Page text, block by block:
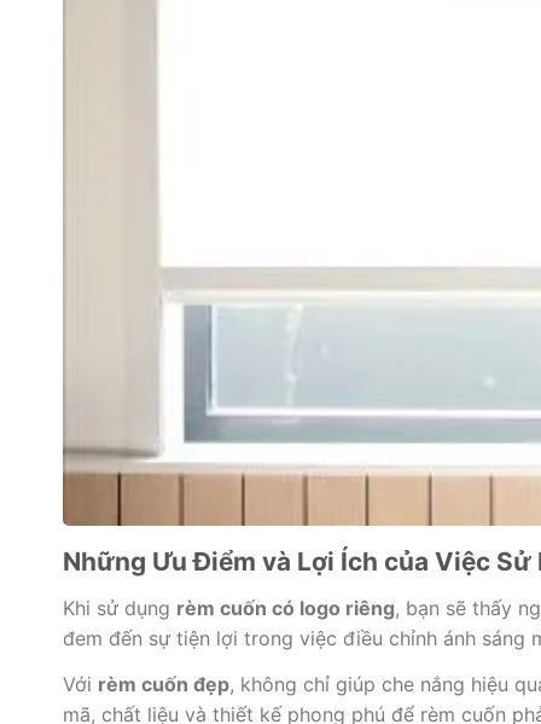
Những Ưu Điểm và Lợi Ích của Việc Sử
Khi sử dụng rèm cuốn có logo riêng, bạn sẽ thấy
đem đến sự tiện lợi trong việc điều chỉnh ánh
Với rèm cuốn đẹp, không chỉ giúp che nắng hiệu
mã, chất liệu và thiết kế phong phú để rèm cuốn